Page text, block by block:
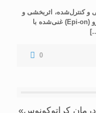
و کنترل‌شده، اثربخشی و
ایمنی روش جدید کراس‌لینکینگ اپی‌تلیوم‌-رو (Epi-on) غنی‌شده با
0
کراتوکونوس»